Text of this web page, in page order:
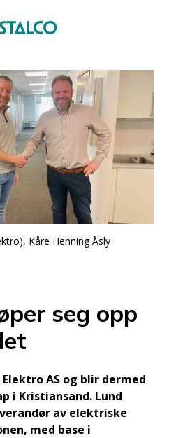
Kåre Henning Åsly
seg opp
AS og blir dermed
i Kristiansand. Lund
av elektriske
med base i